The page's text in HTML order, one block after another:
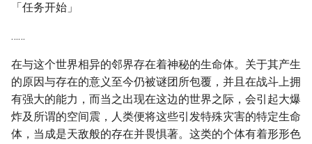
「任务开始」
……
在与这个世界相异的邻界存在着神秘的生命体。关于其产生
的原因与存在的意义至今仍被谜团所包覆，并且在战斗上拥
有强大的能力，而当之出现在这边的世界之际，会引起大爆
炸及所谓的空间震，人类便将这些引发特殊灾害的特定生命
体，当成是天敌般的存在并畏惧著。这类的个体有着形形色